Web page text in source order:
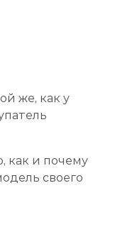
же, как у
как и почему
своего